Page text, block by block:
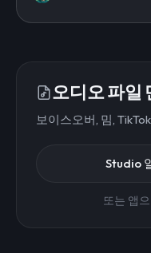
오디오 파일
보이스오버, 밈,
Studio
또는 앱